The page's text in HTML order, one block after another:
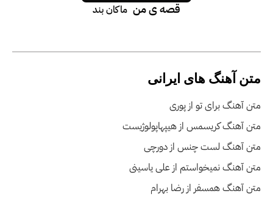
قصه ی من ماکان بند
متن آهنگ های ایرانی
متن آهنگ برای تو از پوری
متن آهنگ کریسمس از هیپهاپولوژیست
متن آهنگ لست چنس از دورچی
متن آهنگ نمیخواستم از علی یاسینی
متن آهنگ همسفر از رضا بهرام